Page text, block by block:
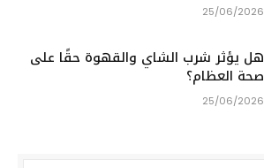
25/06/2026
هل يؤثر شرب الشاي والقهوة حقًا على
صحة العظام؟
25/06/2026